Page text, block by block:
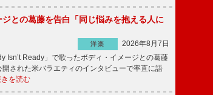
との葛藤を告白「同じ悩みを抱える人に
洋楽
2026年8月7日
Isn’t Ready」で歌ったボディ・イメージとの葛藤
された米バラエティのインタビューで率直に語
を読む